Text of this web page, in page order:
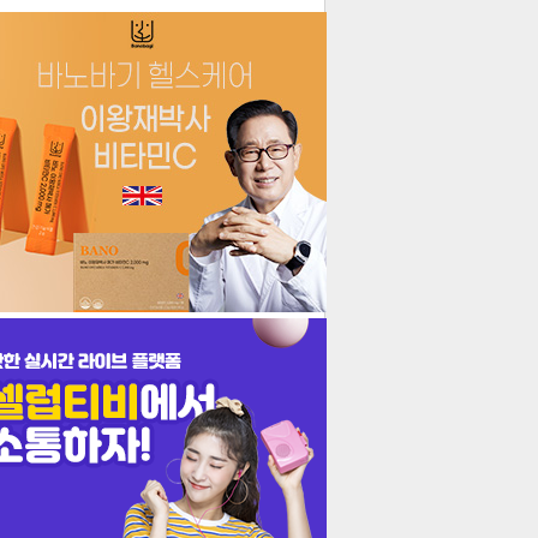
더보기
포토